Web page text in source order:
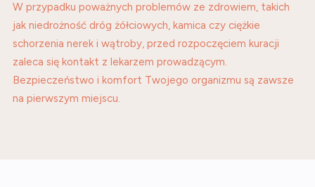
W przypadku poważnych problemów ze zdrowiem, takich
jak niedrożność dróg żółciowych, kamica czy ciężkie
schorzenia nerek i wątroby, przed rozpoczęciem kuracji
zaleca się kontakt z lekarzem prowadzącym.
Bezpieczeństwo i komfort Twojego organizmu są zawsze
na pierwszym miejscu.